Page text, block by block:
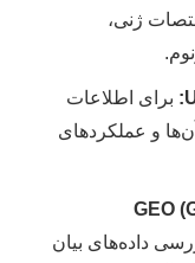
ژنی،
برای اطلاعات
و عملکردهای
GEO
داده‌های بیان